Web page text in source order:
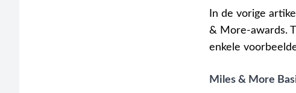
In de vorige
& More-awards.
enkele
Miles & More